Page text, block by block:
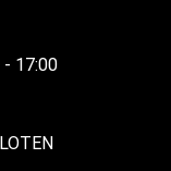
- 17:00